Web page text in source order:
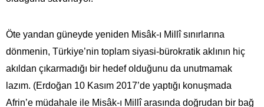
Öte yandan güneyde yeniden Misâk-ı Millî sınırlarına
dönmenin, Türkiye’nin toplam siyasi-bürokratik aklının hiç
akıldan çıkarmadığı bir hedef olduğunu da unutmamak
lazım. (Erdoğan 10 Kasım 2017’de yaptığı konuşmada
Afrin’e müdahale ile Misâk-ı Millî arasında doğrudan bir bağ